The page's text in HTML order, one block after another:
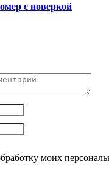
с поверкой
моих